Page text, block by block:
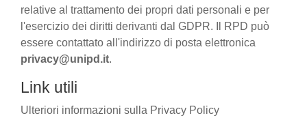
relative al trattamento dei propri dati personali e per
l'esercizio dei diritti derivanti dal GDPR. Il RPD può
essere contattato all'indirizzo di posta elettronica
privacy@unipd.it.
Link utili
Ulteriori informazioni sulla Privacy Policy